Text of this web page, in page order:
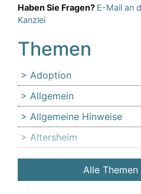
Haben Sie Fragen? E-Mail an
Kanzlei
Themen
Adoption
Allgemein
Allgemeine Hinweise
Altersheim
Anfechtung
Angehörige
Alle